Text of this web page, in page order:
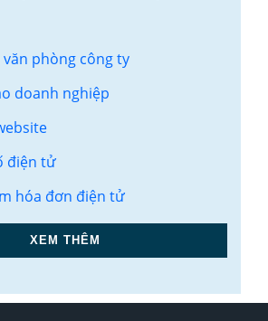
phòng công ty
doanh nghiệp
điện tử
hóa đơn điện tử
XEM THÊM